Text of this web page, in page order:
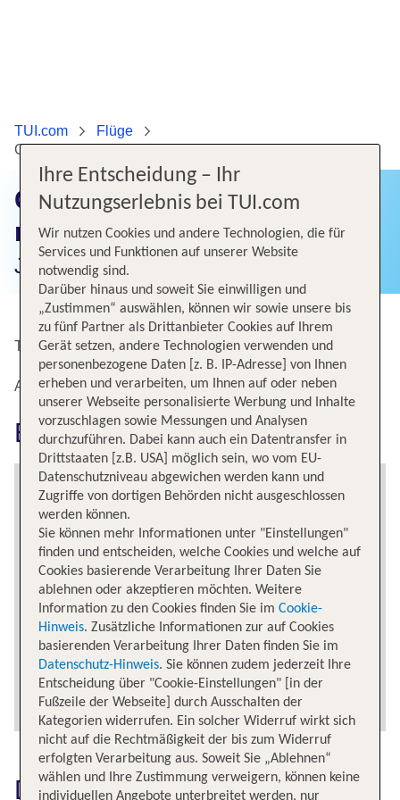
TUI.com
Flüge
Günstige Flüge von Berlin nach Brüssel
Günstige Flüge von Berlin
nach Brüssel
Jetzt Flugangebote finden!
Top Angebote von Berlin-Brandenburg nach Bruessel
Alternative Flugverbindungen nach Bruessel
Bruessel erkunden
Das könnte dich auch
Ihre Entscheidung – Ihr
Nutzungserlebnis bei TUI.com
Wir nutzen Cookies und andere Technologien, die für
Services und Funktionen auf unserer Website
notwendig sind.
Darüber hinaus und soweit Sie einwilligen und
„Zustimmen“ auswählen, können wir sowie unsere bis
zu fünf Partner als Drittanbieter Cookies auf Ihrem
Gerät setzen, andere Technologien verwenden und
personenbezogene Daten [z. B. IP-Adresse] von Ihnen
erheben und verarbeiten, um Ihnen auf oder neben
unserer Webseite personalisierte Werbung und Inhalte
vorzuschlagen sowie Messungen und Analysen
durchzuführen. Dabei kann auch ein Datentransfer in
Drittstaaten [z.B. USA] möglich sein, wo vom EU-
Datenschutzniveau abgewichen werden kann und
Zugriffe von dortigen Behörden nicht ausgeschlossen
werden können.
Sie können mehr Informationen unter "Einstellungen"
finden und entscheiden, welche Cookies und welche auf
Cookies basierende Verarbeitung Ihrer Daten Sie
ablehnen oder akzeptieren möchten. Weitere
Information zu den Cookies finden Sie im Cookie-
Hinweis. Zusätzliche Informationen zur auf Cookies
basierenden Verarbeitung Ihrer Daten finden Sie im
Datenschutz-Hinweis. Sie können zudem jederzeit Ihre
Entscheidung über "Cookie-Einstellungen" [in der
Fußzeile der Webseite] durch Ausschalten der
Kategorien widerrufen. Ein solcher Widerruf wirkt sich
nicht auf die Rechtmäßigkeit der bis zum Widerruf
erfolgten Verarbeitung aus. Soweit Sie „Ablehnen“
wählen und Ihre Zustimmung verweigern, können keine
individuellen Angebote unterbreitet werden, nur